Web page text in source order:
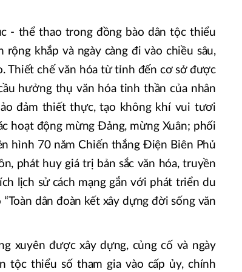
- thể thao trong đồng bào dân tộc thiểu
khắp và ngày càng đi vào chiều sâu,
Thiết chế văn hóa từ tỉnh đến cơ sở được
hưởng thụ văn hóa tinh thần của nhân
đảm thiết thực, tạo không khí vui tươi
hoạt động mừng Đảng, mừng Xuân; phối
hình 70 năm Chiến thắng Điện Biên Phủ
phát huy giá trị bản sắc văn hóa, truyền
lịch sử cách mạng gắn với phát triển du
dân đoàn kết xây dựng đời sống văn
xuyên được xây dựng, củng cố và ngày
tộc thiểu số tham gia vào cấp ủy, chính